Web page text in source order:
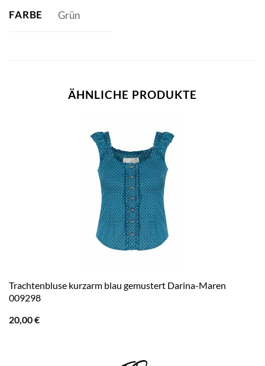
FARBE Grün
ÄHNLICHE PRODUKTE
Trachtenbluse kurzarm blau gemustert Darina-Maren
009298
20,00€